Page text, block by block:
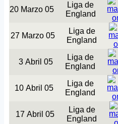
20 Marzo 05
Liga de
England
27 Marzo 05
Liga de
England
3 Abril 05
Liga de
England
10 Abril 05
Liga de
England
17 Abril 05
Liga de
England